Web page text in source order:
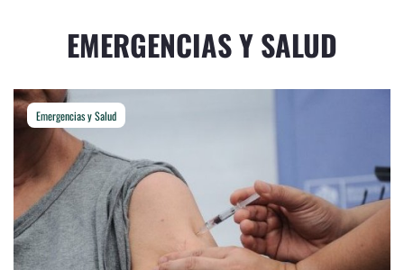
EMERGENCIAS Y SALUD
Emergencias y Salud